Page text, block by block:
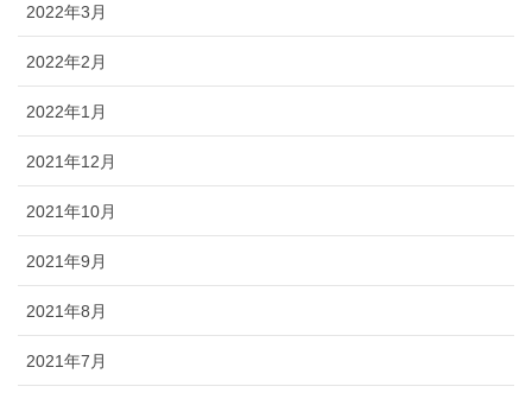
2022年3月
2022年2月
2022年1月
2021年12月
2021年10月
2021年9月
2021年8月
2021年7月